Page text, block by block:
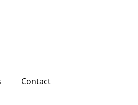
Contact